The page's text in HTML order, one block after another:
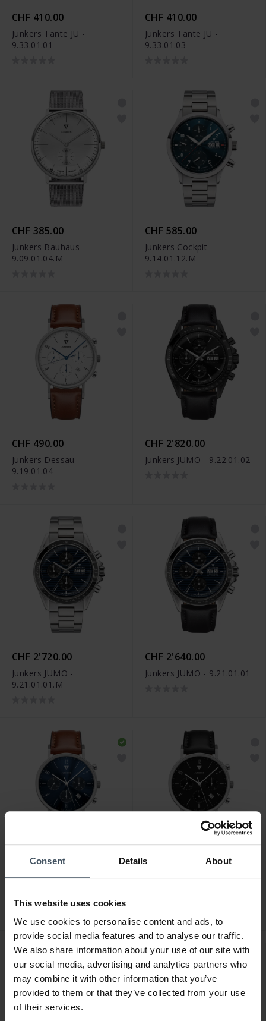
Consent Details About
This website uses cookies
We use cookies to personalise content and ads, to
provide social media features and to analyse our traffic.
We also share information about your use of our site with
our social media, advertising and analytics partners who
may combine it with other information that you’ve
provided to them or that they’ve collected from your use
of their services.
CHF 410.00
Junkers Tante JU -
9.33.01.01
CHF 410.00
Junkers Tante JU -
9.33.01.03
CHF 385.00
Junkers Bauhaus -
9.09.01.04.M
CHF 585.00
Junkers Cockpit -
9.14.01.12.M
CHF 490.00
Junkers Dessau -
9.19.01.04
CHF 2'820.00
Junkers JUMO - 9.22.01.02
CHF 2'720.00
Junkers JUMO -
9.21.01.01.M
CHF 2'640.00
Junkers JUMO - 9.21.01.01
9.19.01.01